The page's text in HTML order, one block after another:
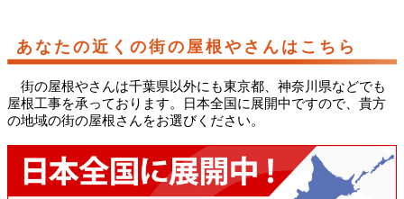
あなたの近くの街の屋根やさんはこちら
街の屋根やさんは千葉県以外にも東京都、神奈川県などでも
屋根工事を承っております。日本全国に展開中ですので、貴方
の地域の街の屋根さんをお選びください。